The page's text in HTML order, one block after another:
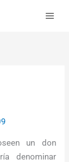
un don
denominar